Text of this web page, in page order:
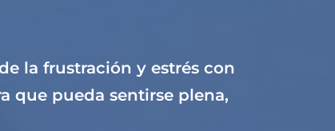
la frustración y estrés con
que pueda sentirse plena,